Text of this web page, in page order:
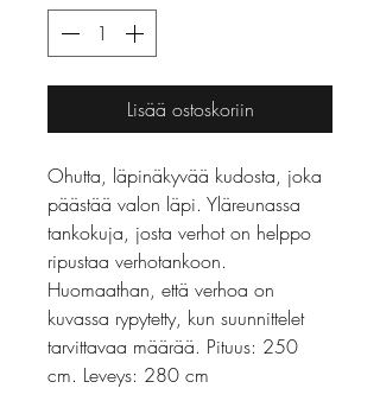
Lisää ostoskoriin
Ohutta, läpinäkyvää kudosta, joka
päästää valon läpi. Yläreunassa
tankokuja, josta verhot on helppo
ripustaa verhotankoon.
Huomaathan, että verhoa on
kuvassa rypytetty, kun suunnittelet
tarvittavaa määrää. Pituus: 250
cm. Leveys: 280 cm